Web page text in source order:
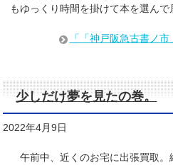
もゆっくり時間を掛けて本を選んで
「「神戸阪急古書ノ
少しだけ夢を見たの巻。
2022年4月9日
午前中、近くのお宅に出張買取。